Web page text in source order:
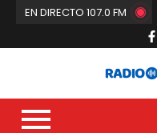
EN DIRECTO 107.0 FM